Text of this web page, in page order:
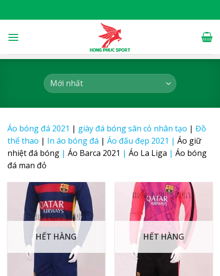
to
Áo bóng đá 2021 | giày đá bóng sân cỏ nhân tạo | Đồ
thể thao | In áo bóng đá | Áo đấu đẹp 2021 | Áo giữ
nhiệt đá bóng | Áo Barca 2021 | Áo La Liga | Áo bóng
đá man đỏ
HẾT HÀNG HẾT HÀNG